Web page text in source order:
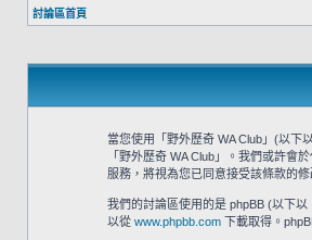
討論區首頁
當您使用「野外歷奇 WA Club」(以下
「野外歷奇 WA Club」。我們或許會
服務，將視為您已同意接受該條款的修
我們的討論區使用的是 phpBB (以下
以從 www.phpbb.com下載取得。